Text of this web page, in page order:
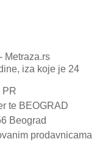
iza koje je 24
PR
te BEOGRAD
Beograd
prodavnicama